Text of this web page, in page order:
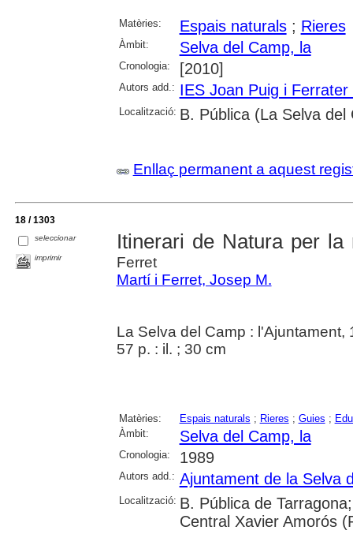
Matèries: Espais naturals; Rieres
Àmbit: Selva del Camp, la
Cronologia: [2010]
Autors add.: IES Joan Puig i
Localització: B. Pública (La Selva del
Enllaç permanent a aquest
18 / 1303
seleccionar
imprimir
Itinerari de Natura per
Ferret
Martí i Ferret, Josep M.
La Selva del Camp : l'Ajuntament,
57 p. : il. ; 30 cm
Matèries: Espais naturals ; Rieres ; Guies ;
Àmbit:
Selva del Camp, la
Cronologia: 1989
Autors add.: Ajuntament de la Selva
Localització: B. Pública de
Central Xavier Amorós